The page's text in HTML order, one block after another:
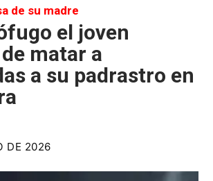
de su madre
el joven
matar a
a su padrastro en
DE 2026